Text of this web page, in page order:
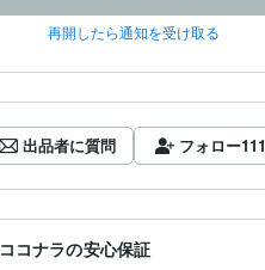
再開したら通知を受け取る
出品者に質問 フォロー111
ココナラの安心保証